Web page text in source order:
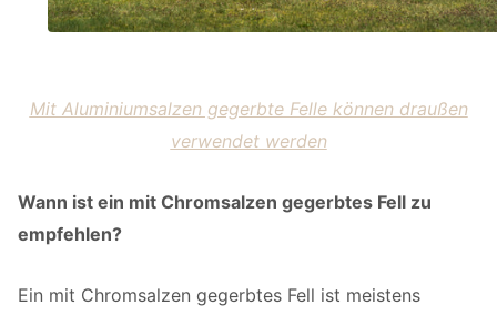
Mit Aluminiumsalzen gegerbte Felle können draußen
verwendet werden
Wann ist ein mit Chromsalzen gegerbtes Fell zu
empfehlen?
Ein mit Chromsalzen gegerbtes Fell ist meistens